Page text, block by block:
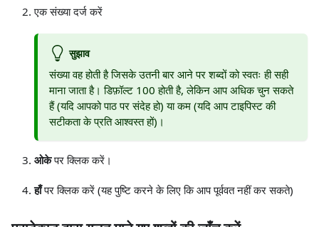
एक संख्या दर्ज करें
सुझाव
संख्या वह होती है जिसके उतनी बार आने पर शब्दों को स्वतः ही सही
माना जाता है। डिफ़ॉल्ट 100 होती है, लेकिन आप अधिक चुन सकते
हैं (यदि आपको पाठ पर संदेह हो) या कम (यदि आप टाइपिस्ट की
सटीकता के प्रति आश्वस्त हों)।
ओकेपर क्लिक करें।
हाँपर क्लिक करें (यह पुष्टि करने के लिए कि आप पूर्ववत नहीं कर सकते)